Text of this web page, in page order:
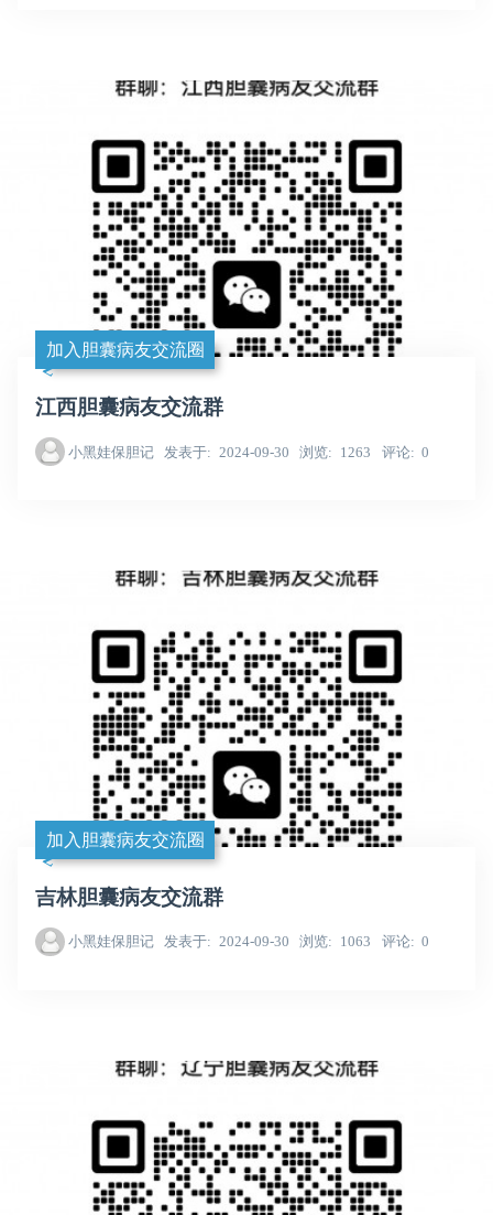
加入胆囊病友交流圈
江西胆囊病友交流群
小黑娃保胆记 发表于 2024-09-30 浏览 1263 评论 0
加入胆囊病友交流圈
吉林胆囊病友交流群
小黑娃保胆记 发表于 2024-09-30 浏览 1063 评论 0